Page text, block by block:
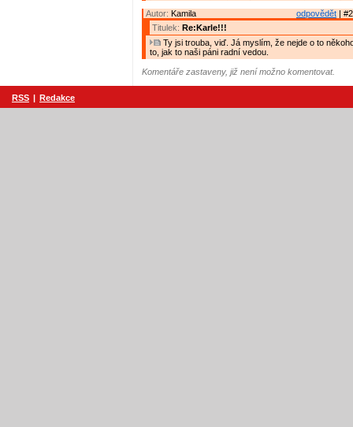
odpovědět |
Autor: Kamila
Titulek: Re:Karle!!!
Ty jsi trouba, viď. Já myslím, že nejde o to
to, jak to naši páni radní vedou.
Komentáře zastaveny, již není možno komentovat.
RSS | Redakce